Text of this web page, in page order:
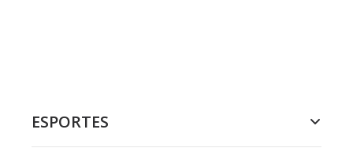
ESPORTES